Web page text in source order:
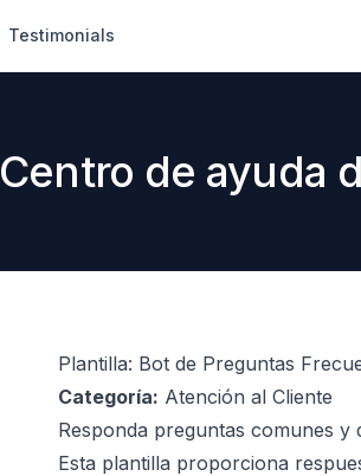
Testimonials
Centro de ayuda
Plantilla: Bot de Preguntas
Categoría: Atención al Cliente
Responda preguntas comunes y
Esta plantilla proporciona